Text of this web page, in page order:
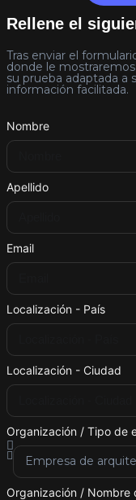
Rellene el
Tras enviar el
donde le
su prueba adaptada a
información facilitada.
Nombre
Apellido
Email
Localización - País
Localización - Ciudad
Organización / Tipo de
Organización / Nombre